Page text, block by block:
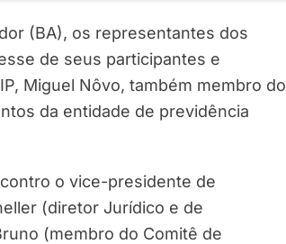
(BA), os representantes dos
de seus participantes e
Miguel Nôvo, também membro do
da entidade de previdência
o vice-presidente de
(diretor Jurídico e de
(membro do Comitê de